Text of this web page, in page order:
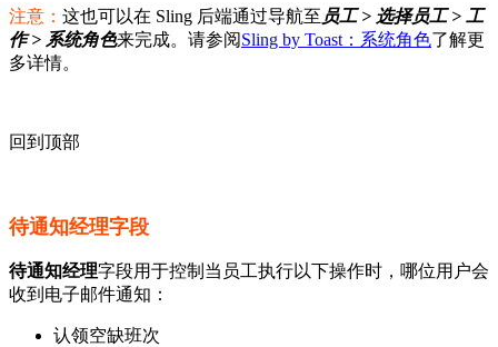
注意： 这也可以在 Sling 后端通过导航至 员工 > 选择员工 > 工
作 > 系统角色来完成。请参阅Sling by Toast：系统角色了解更
多详情。
回到顶部
待通知经理字段
待通知经理字段用于控制当员工执行以下操作时，哪位用户会
收到电子邮件通知：
认领空缺班次